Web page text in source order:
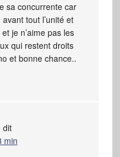
sa concurrente car
tout l’unité et
je n’aime pas les
qui restent droits
et bonne chance..
dit
min